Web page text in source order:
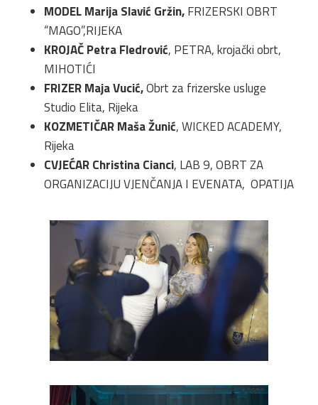
MODEL Marija Slavić Gržin,FRIZERSKI OBRT
“MAGO”,RIJEKA
KROJAČ Petra Fledrović, PETRA, krojački obrt,
MIHOTIĆI
FRIZER Maja Vucić,Obrt za frizerske usluge
Studio Elita, Rijeka
KOZMETIČAR Maša Žunić, WICKED ACADEMY,
Rijeka
CVJEĆAR Christina Cianci, LAB 9, OBRT ZA
ORGANIZACIJU VJENČANJA I EVENATA, OPATIJA